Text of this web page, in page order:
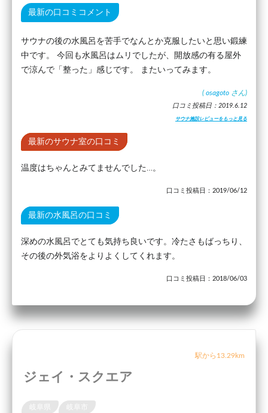
最新の口コミコメント
サウナの後の水風呂を苦手でなんとか克服したいと思い鍛練
中です。 今回も水風呂はムリでしたが、開放感の有る屋外
で涼んで「整った」感じです。 またいってみます。
( osagoto さん)
口コミ投稿日：2019.6.12
サウナ施設レビューをもっと見る
最新のサウナ室の口コミ
温度はちゃんとみてませんでした…。
口コミ投稿日：2019/06/12
最新の水風呂の口コミ
深めの水風呂でとても気持ち良いです。冷たさもばっちり、
その後の外気浴をよりよくしてくれます。
口コミ投稿日：2018/06/03
駅から13.29km
ジェイ・スクエア
岐阜県 岐阜市